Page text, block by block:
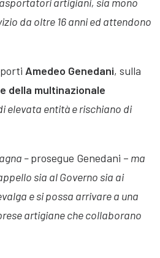
artigiani, sia mono
da oltre 16 anni ed attendono
Amedeo Genedani, sulla
della multinazionale
elevata entità e rischiano di
–prosegue Genedani – ma
sia al Governo sia ai
e si possa arrivare a una
artigiane che collaborano